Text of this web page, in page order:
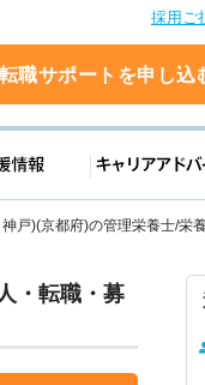
採用ご
職サポートを申し込
転職支援情報
戸)(京都府)の管理栄養士/栄
・転職・募